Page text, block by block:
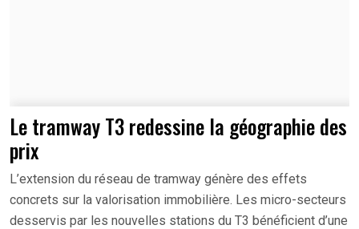
Le tramway T3 redessine la géographie des
prix
L’extension du réseau de tramway génère des effets
concrets sur la valorisation immobilière. Les micro-secteurs
desservis par les nouvelles stations du T3 bénéficient d’une